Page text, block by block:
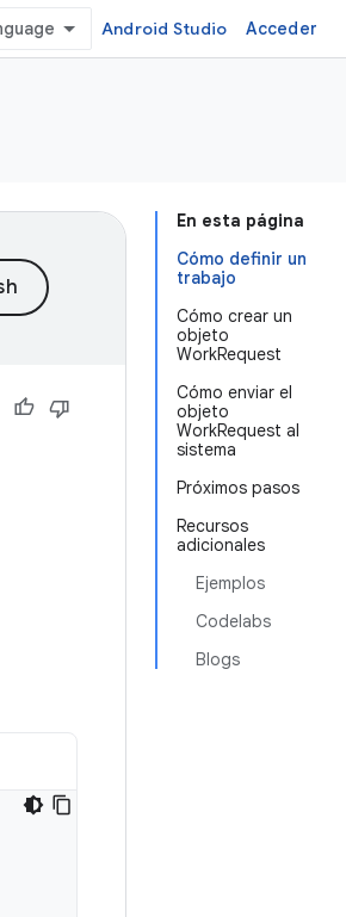
Android Studio Acceder
En esta página
Cómo definir un
trabajo
Cómo crear un
objeto
WorkRequest
Cómo enviar el
objeto
WorkRequest al
sistema
Próximos pasos
Recursos
adicionales
Ejemplos
Codelabs
Blogs